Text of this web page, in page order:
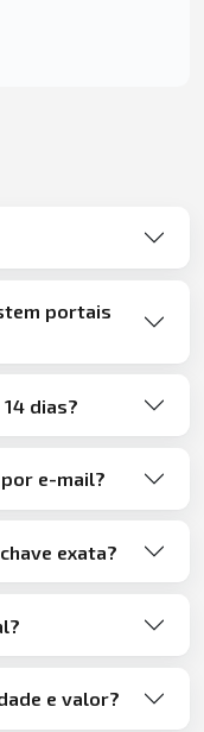
portais
dias?
e-mail?
exata?
e valor?